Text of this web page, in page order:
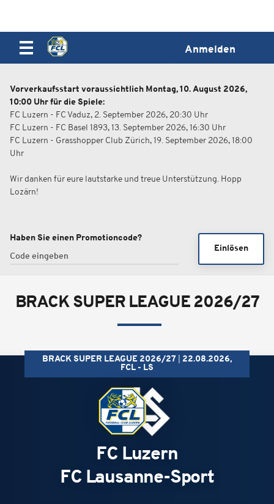
Anmelden
Vorverkaufsstart voraussichtlich Montag, 10. August 2026,
10:00 Uhr für die Spiele:
FC Luzern - FC Vaduz, 2. September 2026, 20:30 Uhr
FC Luzern - FC Basel 1893, 13. September 2026, 16:30 Uhr
FC Luzern - Grasshopper Club Zürich, 19. September 2026, 18:00
Uhr
Wir danken für eure lautstarke und treue Unterstützung. Hopp
Lozärn!
Haben Sie einen Promotioncode?
Einlösen
BRACK SUPER LEAGUE 2026/27
BRACK SUPER LEAGUE 2026/27
22.08.2026,
FCL - LS
FC Luzern
FC Lausanne-Sport